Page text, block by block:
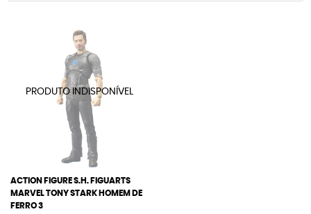
ACTION FIGURE S.H. FIGUARTS
MARVEL TONY STARK HOMEM DE
FERRO 3